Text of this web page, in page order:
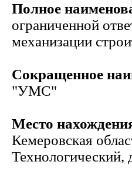
Полное
ограниченной
механизации
Сокращенное
"УМС"
Место
Кемеровская
Технологический,